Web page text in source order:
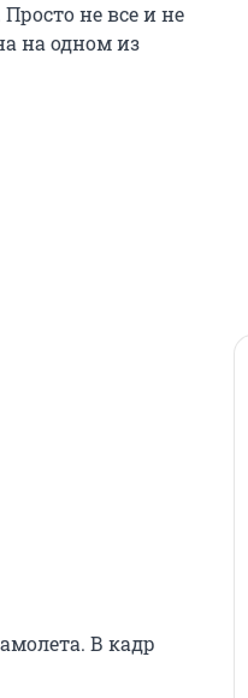
не все и не
на одном из
В кадр